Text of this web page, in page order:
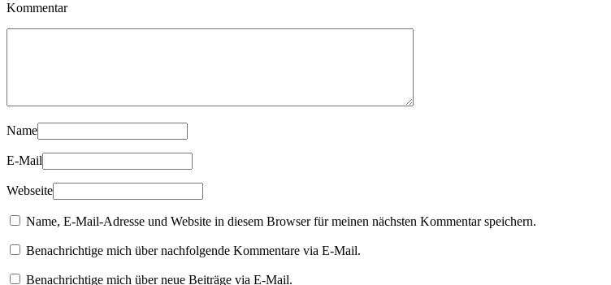
Kommentar
Name
E-Mail
Webseite
Name, E-Mail-Adresse und Website in diesem Browser für meinen nächsten Kommentar speichern.
Benachrichtige mich über nachfolgende Kommentare via E-Mail.
Benachrichtige mich über neue Beiträge via E-Mail.